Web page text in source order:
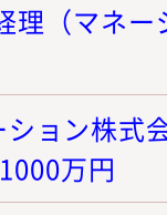
理（マネ
ョン株式
万円